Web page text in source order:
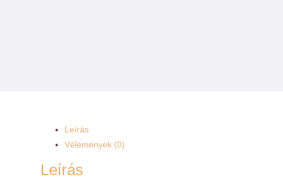
Leírás
Vélemények (0)
Leírás